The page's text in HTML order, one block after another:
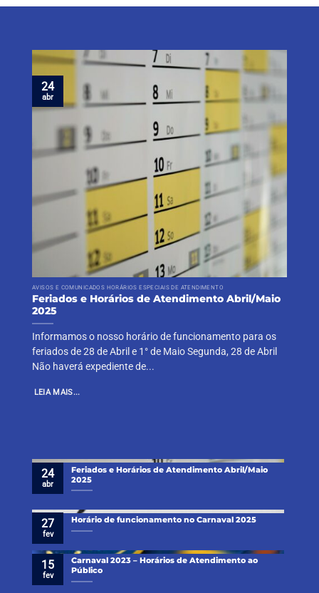
AVISOS E COMUNICADOS HORÁRIOS ESPECIAIS DE ATENDIMENTO
Feriados e Horários de Atendimento Abril/Maio
2025
Informamos o nosso horário de funcionamento para os
feriados de 28 de Abril e 1° de Maio Segunda, 28 de Abril
Não haverá expediente de...
LEIA MAIS...
24
abr
Feriados e Horários de Atendimento Abril/Maio
2025
24
abr
Horário de funcionamento no Carnaval 2025
27
fev
Carnaval 2023 – Horários de Atendimento ao
Público
15
fev